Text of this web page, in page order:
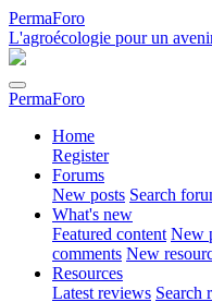
PermaForo
L'agroécologie pour un
PermaForo
Home
Register
Forums
New posts Search
What's new
Featured content New
comments New
Resources
Latest reviews Search